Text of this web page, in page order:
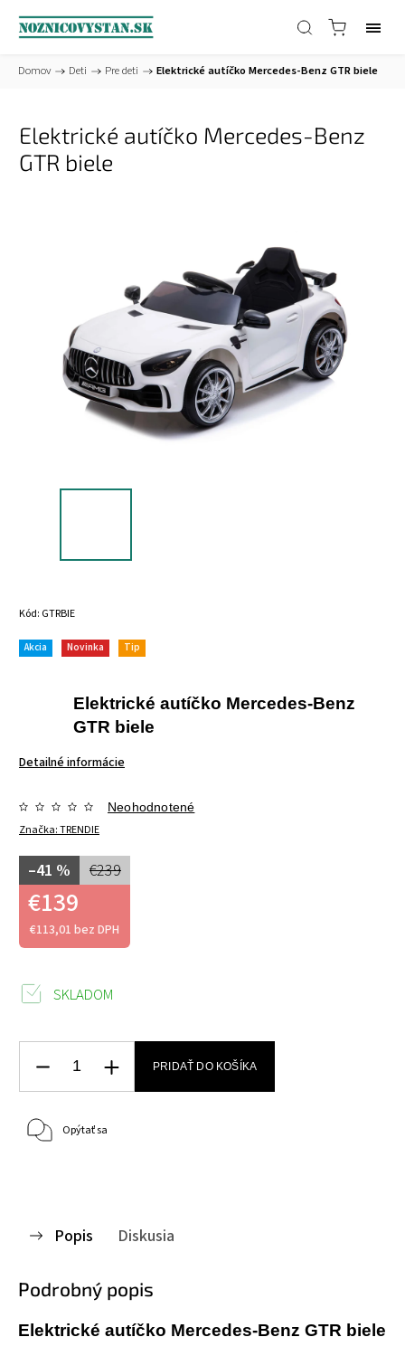
Domov / Deti / Pre deti / Elektrické autíčko Mercedes-Benz GTR biele
Elektrické autíčko Mercedes-Benz
GTR biele
Kód: GTRBIE
Akcia Novinka Tip
Elektrické autíčko Mercedes-Benz
GTR biele
Detailné informácie
Značka:TRENDIE
Neohodnotené
€239
–41 %
€139
€113,01 bez DPH
SKLADOM
PRIDAŤ DO KOŠÍKA
Opýtať sa
Popis Diskusia
Podrobný popis
Elektrické autíčko Mercedes-Benz GTR biele